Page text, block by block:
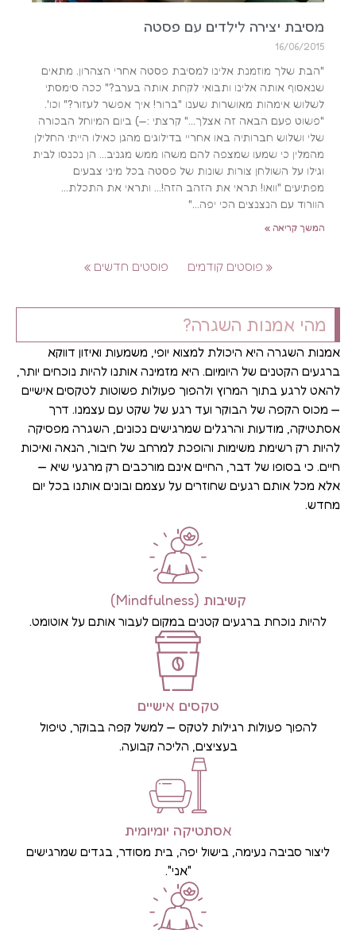
מהי אמנות השגרה?
אמנות השגרה היא היכולת למצוא יופי, משמעות ואיזון דווקא
ברגעים הקטנים של היומיום. היא מזמינה אותנו להיות נוכחים יותר,
להאט לרגע בתוך המרוץ ולהפוך פעולות פשוטות לטקסים אישיים
— מכוס הקפה של הבוקר ועד רגע של שקט עם עצמנו. דרך
אסתטיקה, מודעות והרגלים שמרגישים נכונים, השגרה מפסיקה
להיות רק רשימת משימות והופכת למרחב של חיבור, הנאה ואיכות
חיים. כי בסופו של דבר, החיים אינם מורכבים רק מרגעי שיא —
אלא מכל אותם רגעים שחוזרים על עצמם ובונים אותנו בכל יום
מחדש.
קשיבות (Mindfulness)
להיות נוכחת ברגעים קטנים במקום לעבור אותם על אוטומט.
טקסים אישיים
להפוך פעולות רגילות לטקס — למשל קפה בבוקר, טיפול
בעציצים, הליכה קבועה.
אסתטיקה יומיומית
ליצור סביבה נעימה, בישול יפה, בית מסודר, בגדים שמרגישים
"אני".
מסיבת יצירה לילדים עם פסטה
16/06/2015
"הבת שלך מוזמנת אלינו למסיבת פסטה אחרי הצהרון. מתאים
שנאסוף אותה אלינו ותבואי לקחת אותה בערב?" ככה סימסתי
לשלוש אימהות מאושרות שענו "ברור! איך אפשר לעזור?" וכו'.
"פשוט פעם הבאה זה אצלך…" קרצתי :—) ביום המיוחל הבכורה
שלי ושלוש חברותיה באו אחריי בדילוגים מהגן כאילו הייתי החלילן
מהמלין כי שמעו שמצפה להם משהו ממש מגניב… הן נכנסו לבית
וגילו על השולחן צורות שונות של פסטה בכל מיני צבעים
מפתיעים "וואו! תראי את הזהב הזה!… ותראי את התכלת…
הוורוד עם הנצנצים הכי יפה…"
המשך קריאה »
« פוסטים קודמים פוסטים חדשים »